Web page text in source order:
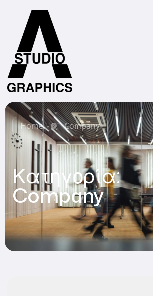
Home Company
Κατηγορία:
Company